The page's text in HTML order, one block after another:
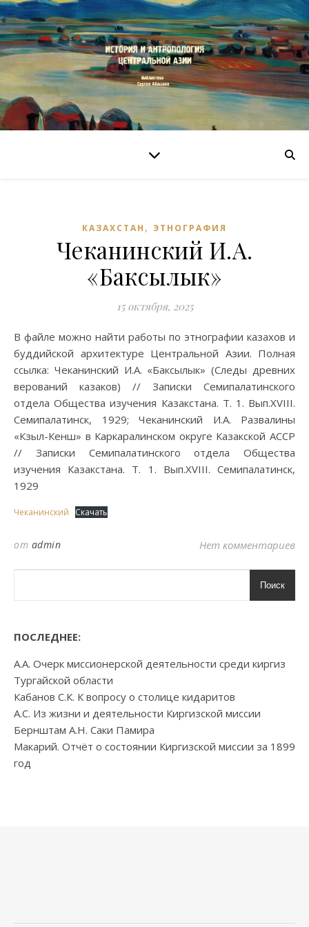
КАЗАХСТАН , ЭТНОГРАФИЯ
Чеканинский И.А.
«Баксылык»
15 октября, 2025
В файле можно найти работы по этнографии казахов и
буддийской архитектуре Центральной Азии. Полная
ссылка: Чеканинский И.А. «Баксылык» (Следы древних
верований казаков) // Записки Семипалатинского
отдела Общества изучения Казакстана. Т. 1. Вып.XVIII.
Семипалатинск, 1929; Чеканинский И.А. Развалины
«Кзыл-Кенш» в Каркаралинском округе Казакской АССР
// Записки Семипалатинского отдела Общества
изучения Казакстана. Т. 1. Вып.XVIII. Семипалатинск,
1929
Чеканинский Скачать
от admin Нет комментариев
Поиск
ПОСЛЕДНЕЕ:
А.А. Очерк миссионерской деятельности среди киргиз
Тургайской области
Кабанов С.К. К вопросу о столице кидаритов
А.С. Из жизни и деятельности Киргизской миссии
Бернштам А.Н. Саки Памира
Макарий. Отчёт о состоянии Киргизской миссии за 1899
год